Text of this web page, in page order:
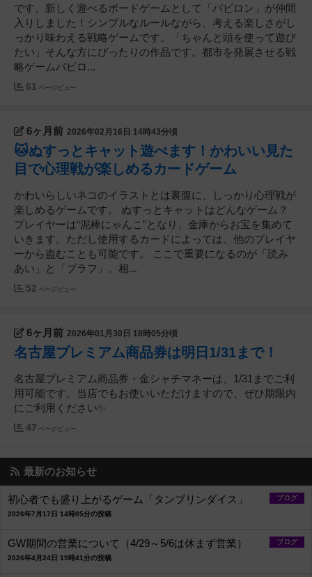
です。新しく遊べるボードゲームとして「バビロン」が仲間
入りしました！シンプルなルールながら、考える楽しさがし
っかり味わえる戦略ゲームです。「ちゃんと頭を使って遊び
たい」そんな方にぴったりの作品です。都市を発展させる戦
略ゲームバビロ...
61 ページビュー
6ヶ月前 2026年02月16日 14時43分頃
🐱ぬすっとキャット遊べます！かわいい見た
目で心理戦が楽しめるカードゲーム
かわいらしいネコのイラストとは裏腹に、しっかり心理戦が
楽しめるゲームです。 ぬすっとキャットはどんなゲーム？
プレイヤーは“泥棒にゃんこ”となり、金庫からお宝を集めて
いきます。ただし使用するカードによっては、他のプレイヤ
ーから盗むことも可能です。 ここで重要になるのが「読み
あい」と「ブラフ」。相...
52 ページビュー
6ヶ月前 2026年01月30日 18時05分頃
名古屋プレミアム商品券は明日1/31まで！
名古屋プレミアム商品券・金シャチマネーは、1/31までご利
用可能です。当店でもお使いいただけますので、ぜひ期限内
にご利用ください✨
47 ページビュー
最新のお知らせ
ブログ
初心者でも盛り上がるゲーム「タンブリンダイス」
2026年7月17日 14時05分の投稿
ブログ
GW期間の営業について（4/29～5/6は休まず営業）
2026年4月24日 19時41分の投稿